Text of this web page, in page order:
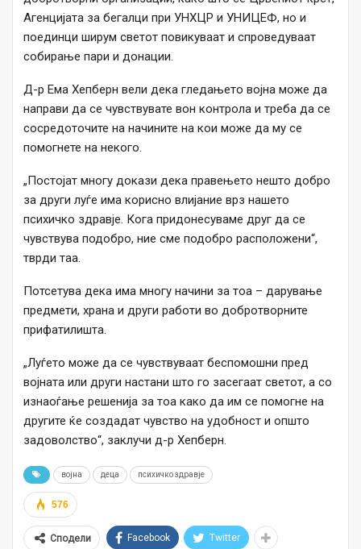
Агенцијата за бегалци при УНХЦР и УНИЦЕФ, но и
поединци ширум светот повикуваат и спроведуваат
собирање пари и донации.
Д-р Ема Хепберн вели дека гледањето војна може да
направи да се чувствувате вон контрола и треба да се
сосредоточите на начините на кои може да му се
помогнете на некого.
„Постојат многу докази дека правењето нешто добро
за други луѓе има корисно влијание врз нашето
психичко здравје. Кога придонесуваме друг да се
чувствува подобро, ние сме подобро расположени“,
тврди таа.
Потсетува дека има многу начини за тоа – дарување
предмети, храна и други работи во добротворните
прифатилишта.
„Луѓето може да се чувствуваат беспомошни пред
војната или други настани што го засегаат светот, а со
изнаоѓање решенија за тоа како да им се помогне на
другите ќе создадат чувство на удобност и општо
задоволство“, заклучи д-р Хепберн.
војна деца психичко здравје
576
Сподели Facebook Twitter